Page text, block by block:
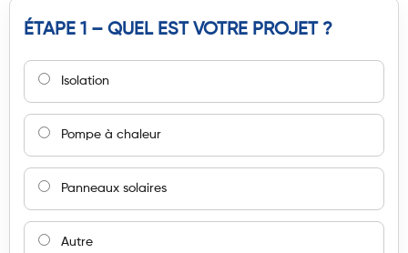
ÉTAPE 1 – QUEL EST VOTRE PROJET ?
Isolation
Pompe à chaleur
Panneaux solaires
Autre